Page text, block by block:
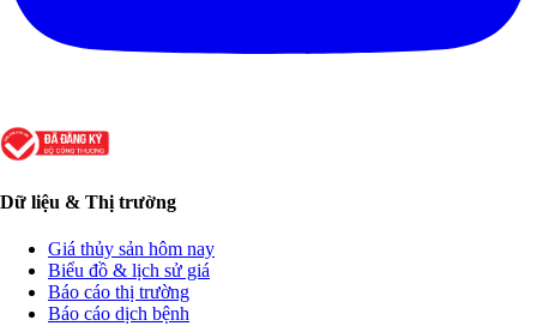
Dữ liệu & Thị trường
Giá thủy sản hôm nay
Biểu đồ & lịch sử giá
Báo cáo thị trường
Báo cáo dịch bệnh